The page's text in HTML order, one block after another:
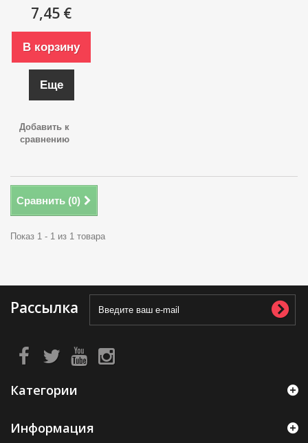
7,45 €
В корзину
Еще
Добавить к
сравнению
Сравнить (0)
Показ 1 - 1 из 1 товара
Рассылка
Категории
Информация